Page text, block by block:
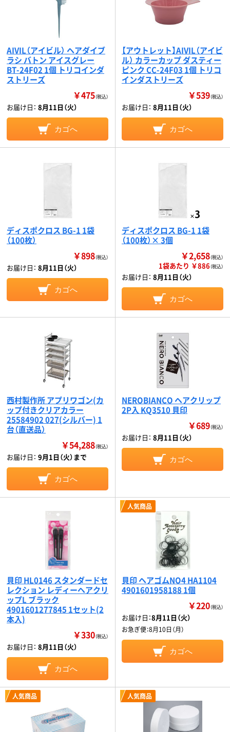
AIVIL（アイビル） ヘアダイブ
ラシ バトン アイスグレー
BT-24F02 1個 トリコインダ
ストリーズ
￥475（税込）
お届け日： 8月11日（火）
カゴへ
【アウトレット】AIVIL（アイビ
ル） カラーカップ ダスティー
ピンク CC-24F03 1個 トリコ
インダストリーズ
￥539（税込）
お届け日： 8月11日（火）
カゴへ
ディスポクロス BG-1 1袋
（100枚）
￥898（税込）
お届け日： 8月11日（火）
カゴへ
ディスポクロス BG-1 1袋
（100枚）× 3個
￥2,658（税込）
1袋あたり ￥886（税込）
お届け日： 8月11日（火）
カゴへ
西村製作所 アプリワゴン(カ
ップ付きクリアカラー
25584902 027(シルバー) 1
台（直送品）
￥54,288（税込）
お届け日： 9月1日（火）まで
カゴへ
NEROBIANCO ヘアクリップ
2P入 KQ3510 貝印
￥689（税込）
お届け日： 8月11日（火）
カゴへ
貝印 HL0146 スタンダードセ
レクション レディーヘアクリ
ップL ブラック
4901601277845 1セット(2
本入)
￥330（税込）
お届け日： 8月11日（火）
カゴへ
人気商品
貝印 ヘアゴムNO4 HA1104
4901601958188 1個
￥220（税込）
お届け日：8月11日（火）
お急ぎ便：8月10日（月）
カゴへ
人気商品 人気商品